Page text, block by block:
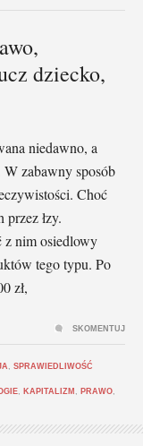
dziecko,
niedawno, a
zabawny sposób
Choć
przez łzy.
z nim osiedlowy
tego typu. Po
zł,
SPRAWIEDLIWOŚĆ
KAPITALIZM PRAWO
SKOMENTUJ